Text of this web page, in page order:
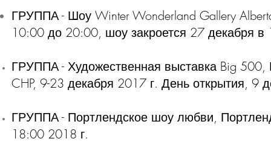
ГРУППА - Шоу Winter Wonderland Gallery
10:00 до 20:00, шоу закроется 27 декабря
ГРУППА - Художественная выставка Big 500,
CHP, 9-23 декабря 2017 г. День открытия, 9
ГРУППА - Портлендское шоу любви,
18:00 2018 г.